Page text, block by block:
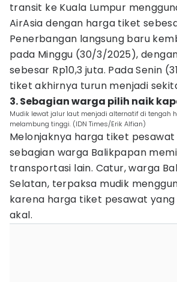
transit ke Kuala Lumpur
AirAsia dengan harga tiket
Penerbangan langsung baru
pada Minggu (30/3/2025),
sebesar Rp10,3 juta. Pada Senin
tiket akhirnya turun menjadi
3. Sebagian warga pilih naik
Mudik lewat jalur laut menjadi alternatif di tengah
melambung tinggi. (IDN Times/Erik Alfian)
Melonjaknya harga tiket
sebagian warga Balikpapan
transportasi lain. Catur, warga
Selatan, terpaksa mudik
karena harga tiket pesawat
akal.